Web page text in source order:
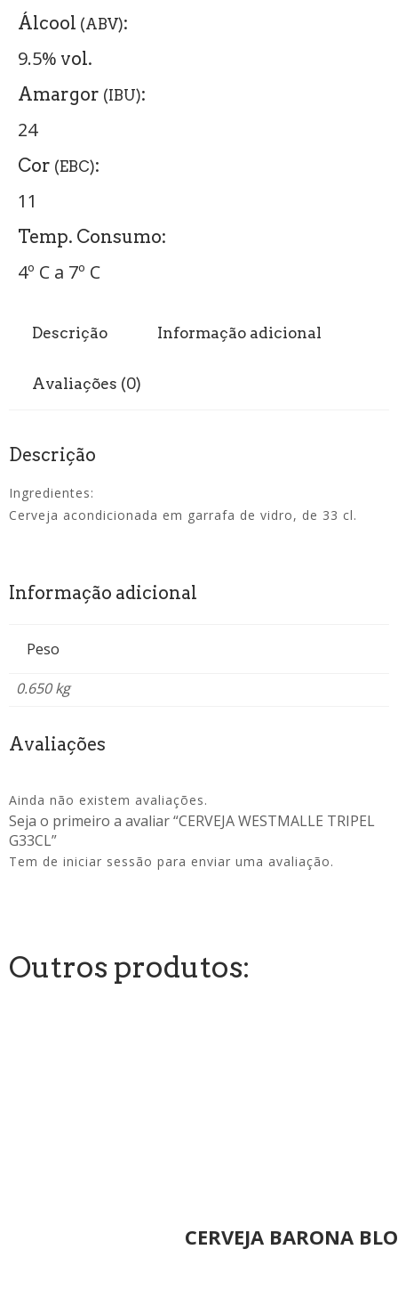
Álcool (ABV):
9.5% vol.
Amargor (IBU):
24
Cor (EBC):
11
Temp. Consumo:
4º C a 7º C
Descrição Informação adicional
Avaliações (0)
Descrição
Ingredientes:
Cerveja acondicionada em garrafa de vidro, de 33 cl.
Informação adicional
Peso
0.650 kg
Avaliações
Ainda não existem avaliações.
Seja o primeiro a avaliar “CERVEJA WESTMALLE TRIPEL
G33CL”
Tem de iniciar sessão para enviar uma avaliação.
Outros produtos:
CERVEJA BARONA